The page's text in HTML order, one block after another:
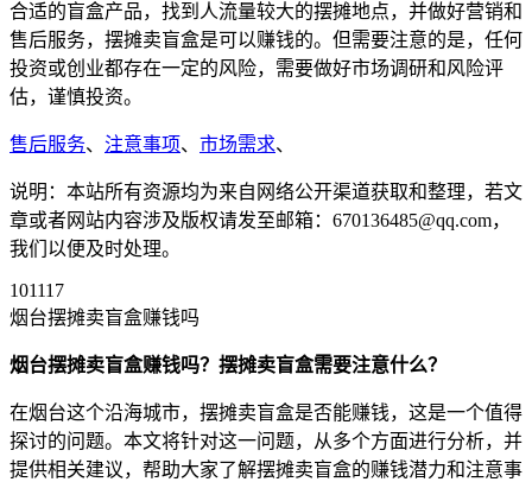
合适的盲盒产品，找到人流量较大的摆摊地点，并做好营销和
售后服务，摆摊卖盲盒是可以赚钱的。但需要注意的是，任何
投资或创业都存在一定的风险，需要做好市场调研和风险评
估，谨慎投资。
售后服务、 注意事项、 市场需求、
说明：本站所有资源均为来自网络公开渠道获取和整理，若文
章或者网站内容涉及版权请发至邮箱：670136485@qq.com，
我们以便及时处理。
101117
烟台摆摊卖盲盒赚钱吗
烟台摆摊卖盲盒赚钱吗？摆摊卖盲盒需要注意什么？
在烟台这个沿海城市，摆摊卖盲盒是否能赚钱，这是一个值得
探讨的问题。本文将针对这一问题，从多个方面进行分析，并
提供相关建议，帮助大家了解摆摊卖盲盒的赚钱潜力和注意事